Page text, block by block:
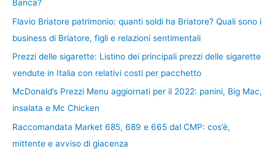
Banca?
Flavio Briatore patrimonio: quanti soldi ha Briatore? Quali sono i
business di Briatore, figli e relazioni sentimentali
Prezzi delle sigarette: Listino dei principali prezzi delle sigarette
vendute in Italia con relativi costi per pacchetto
McDonald’s Prezzi Menu aggiornati per il 2022: panini, Big Mac,
insalata e Mc Chicken
Raccomandata Market 685, 689 e 665 dal CMP: cos’è,
mittente e avviso di giacenza